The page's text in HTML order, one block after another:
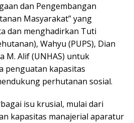
dan Pengembangan
Masyarakat” yang
dan menghadirkan Tuti
Wahyu (PUPS), Dian
M. Alif (UNHAS) untuk
penguatan kapasitas
perhutanan sosial.
isu krusial, mulai dari
kapasitas manajerial aparatur